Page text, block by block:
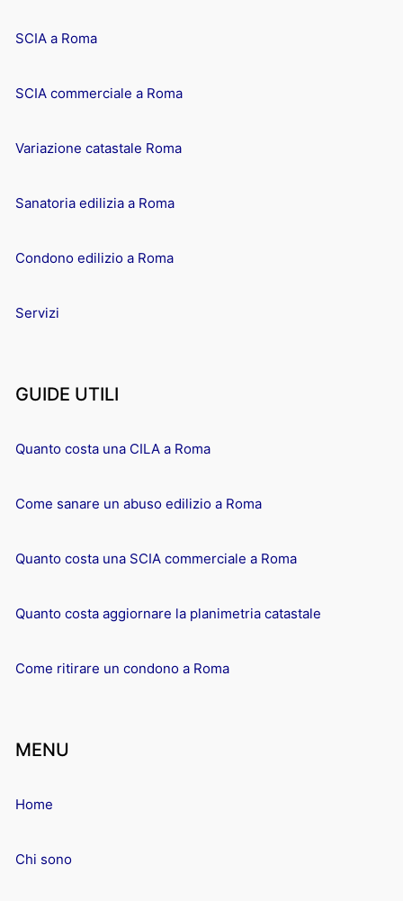
SCIA a Roma
SCIA commerciale a Roma
Variazione catastale Roma
Sanatoria edilizia a Roma
Condono edilizio a Roma
Servizi
GUIDE UTILI
Quanto costa una CILA a Roma
Come sanare un abuso edilizio a Roma
Quanto costa una SCIA commerciale a Roma
Quanto costa aggiornare la planimetria catastale
Come ritirare un condono a Roma
MENU
Home
Chi sono